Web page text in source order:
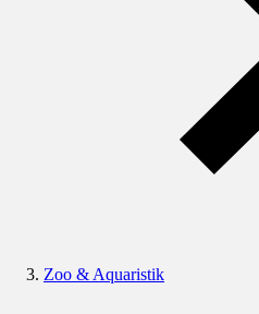
Zoo & Aquaristik